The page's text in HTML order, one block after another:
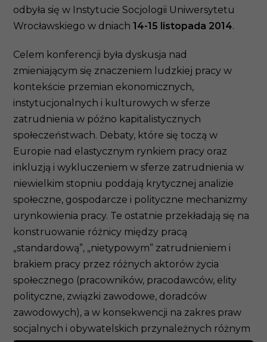
odbyła się w Instytucie Socjologii Uniwersytetu
Wrocławskiego w dniach14-15 listopada 2014.
Celem konferencji była dyskusja nad
zmieniającym się znaczeniem ludzkiej pracy w
kontekście przemian ekonomicznych,
instytucjonalnych i kulturowych w sferze
zatrudnienia w późno kapitalistycznych
społeczeństwach. Debaty, które się toczą w
Europie nad elastycznym rynkiem pracy oraz
inkluzją i wykluczeniem w sferze zatrudnienia w
niewielkim stopniu poddają krytycznej analizie
społeczne, gospodarcze i polityczne mechanizmy
urynkowienia pracy. Te ostatnie przekładają się na
konstruowanie różnicy między pracą
„standardową”, „nietypowym” zatrudnieniem i
brakiem pracy przez różnych aktorów życia
społecznego (pracowników, pracodawców, elity
polityczne, związki zawodowe, doradców
zawodowych), a w konsekwencji na zakres praw
socjalnych i obywatelskich przynależnych różnym